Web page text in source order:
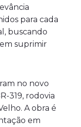
para cada
buscando
suprimir
no novo
319, rodovia
A obra é
em